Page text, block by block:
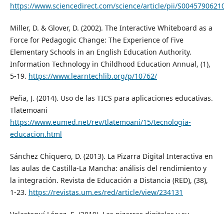
https://www.sciencedirect.com/science/article/pii/
Miller, D. & Glover, D. (2002). The Interactive Whiteboard as a
Force for Pedagogic Change: The Experience of Five
Elementary Schools in an English Education Authority.
Information Technology in Childhood Education Annual, (1),
5-19. https://www.learntechlib.org/p/10762/
Peña, J. (2014). Uso de las TICS para aplicaciones educativas.
Tlatemoani
https://www.eumed.net/rev/tlatemoani/15/tecnologia-
educacion.html
Sánchez Chiquero, D. (2013). La Pizarra Digital Interactiva en
las aulas de Castilla-La Mancha: análisis del rendimiento y
la integración. Revista de Educación a Distancia (RED), (38),
1-23. https://revistas.um.es/red/article/view/234131